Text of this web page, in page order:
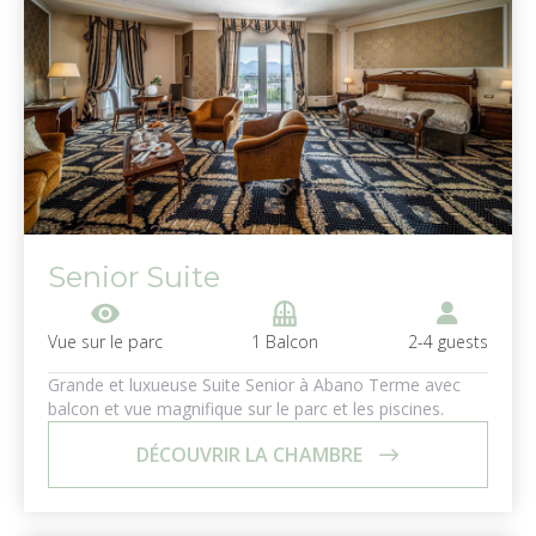
Senior Suite
visibility
Vue sur le parc
balcony
1 Balcon
2-4 guests
Grande et luxueuse Suite Senior à Abano Terme avec
balcon et vue magnifique sur le parc et les piscines.
DÉCOUVRIR LA CHAMBRE